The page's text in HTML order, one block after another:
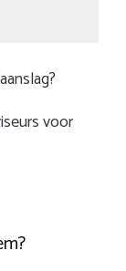
voor